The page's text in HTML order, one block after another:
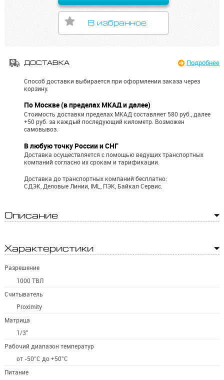
В избранное
ДОСТАВКА Подробнее
Способ доставки выбирается при оформлении заказа через
корзину.
По Москве (в пределах МКАД и далее)
Стоимость доставки пределах МКАД составляет 580 руб., далее
+50 руб. за каждый последующий километр. Возможен
самовывоз.
В любую точку России и СНГ
Доставка осуществляется с помощью ведущих транспортных
компаний согласно их срокам и тарификации.
Доставка до транспортных компаний бесплатно:
СДЭК, Деловые Линии, IML, ПЭК, Байкал Сервис.
Описание
Характеристики
Разрешение
1000 ТВЛ
Cчитыватель
Proximity
Матрица
1/3"
Рабочий диапазон температур
от -50°C до +50°C
Питание